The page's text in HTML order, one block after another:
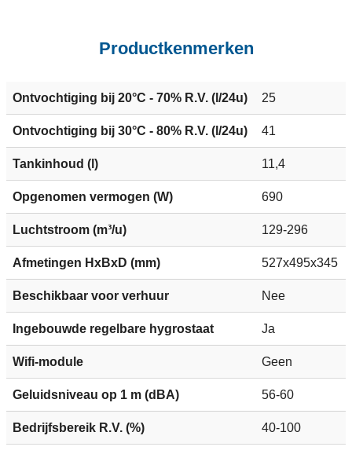
Productkenmerken
Ontvochtiging bij 20°C - 70% R.V. (l/24u) 25
Ontvochtiging bij 30°C - 80% R.V. (l/24u) 41
Tankinhoud (l) 11,4
Opgenomen vermogen (W) 690
Luchtstroom (m³/u) 129-296
Afmetingen HxBxD (mm) 527x495x345
Beschikbaar voor verhuur Nee
Ingebouwde regelbare hygrostaat Ja
Wifi-module Geen
Geluidsniveau op 1 m (dBA) 56-60
Bedrijfsbereik R.V. (%) 40-100